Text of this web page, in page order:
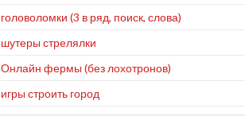
головоломки (3 в ряд, поиск, слова)
шутеры стрелялки
Онлайн фермы (без лохотронов)
игры строить город